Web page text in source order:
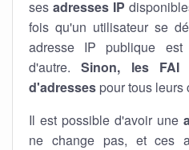
ses adresses IP
fois qu'un utilisateur se
adresse IP publique est
d'autre.Sinon, les FAI
d'adresses pour tous leurs
Il est possible d'avoir une
ne change pas, et ces